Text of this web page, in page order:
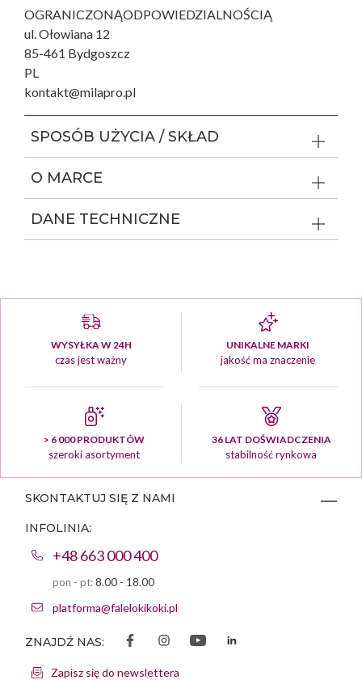
OGRANICZONĄODPOWIEDZIALNOŚCIĄ
ul. Ołowiana 12
85-461 Bydgoszcz
PL
kontakt@milapro.pl
SPOSÓB UŻYCIA / SKŁAD
O MARCE
DANE TECHNICZNE
WYSYŁKA W 24H
czas jest ważny
UNIKALNE MARKI
jakość ma znaczenie
> 6 000 PRODUKTÓW
szeroki asortyment
36 LAT DOŚWIADCZENIA
stabilność rynkowa
SKONTAKTUJ SIĘ Z NAMI
INFOLINIA:
+48 663 000 400
pon - pt:8.00 - 18.00
platforma@falelokikoki.pl
ZNAJDŹ NAS:
Zapisz się do newslettera